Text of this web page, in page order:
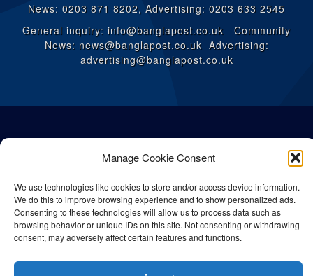
Manage Cookie Consent
We use technologies like cookies to store and/or access device information.
We do this to improve browsing experience and to show personalized ads.
Consenting to these technologies will allow us to process data such as
browsing behavior or unique IDs on this site. Not consenting or withdrawing
consent, may adversely affect certain features and functions.
News: 0203 871 8202, Advertising: 0203 633 2545
General inquiry: info@banglapost.co.uk Community
News: news@banglapost.co.uk Advertising:
advertising@banglapost.co.uk
© All rights reserved Bangla Post2026| Any unauthorised use or